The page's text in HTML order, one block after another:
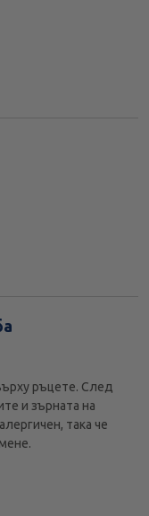
ръцете. След
и зърната на
така че